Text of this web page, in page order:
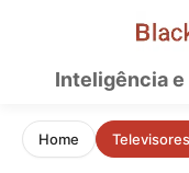
conteúdoInteligência
Home Televisores